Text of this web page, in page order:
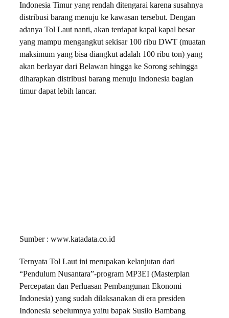
Indonesia Timur yang rendah ditengarai karena susahnya
distribusi barang menuju ke kawasan tersebut. Dengan
adanya Tol Laut nanti, akan terdapat kapal kapal besar
yang mampu mengangkut sekisar 100 ribu DWT (muatan
maksimum yang bisa diangkut adalah 100 ribu ton) yang
akan berlayar dari Belawan hingga ke Sorong sehingga
diharapkan distribusi barang menuju Indonesia bagian
timur dapat lebih lancar.
Sumber : www.katadata.co.id
Ternyata Tol Laut ini merupakan kelanjutan dari
“Pendulum Nusantara”-program MP3EI (Masterplan
Percepatan dan Perluasan Pembangunan Ekonomi
Indonesia) yang sudah dilaksanakan di era presiden
Indonesia sebelumnya yaitu bapak Susilo Bambang